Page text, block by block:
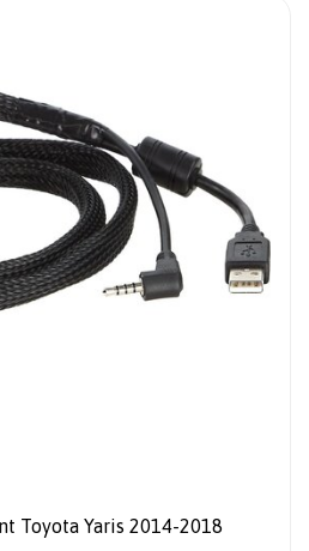
Toyota Yaris 2014-2018